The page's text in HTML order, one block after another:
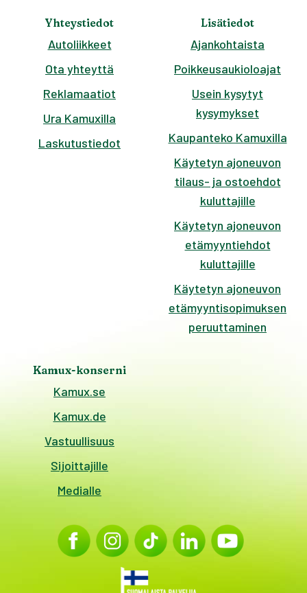
Yhteystiedot
Autoliikkeet
Ota yhteyttä
Reklamaatiot
Ura Kamuxilla
Laskutustiedot
Lisätiedot
Ajankohtaista
Poikkeusaukioloajat
Usein kysytyt
kysymykset
Kaupanteko Kamuxilla
Käytetyn ajoneuvon
tilaus- ja ostoehdot
kuluttajille
Käytetyn ajoneuvon
etämyyntiehdot
kuluttajille
Käytetyn ajoneuvon
etämyyntisopimuksen
peruuttaminen
Kamux-konserni
Kamux.se
Kamux.de
Vastuullisuus
Sijoittajille
Medialle